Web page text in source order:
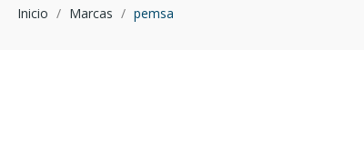
Inicio Marcas pemsa